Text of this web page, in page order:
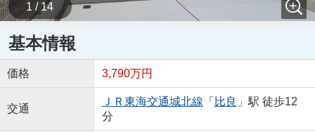
1 / 14
基本情報
価格 3,790万円
交通
ＪＲ東海交通城北線 「 比良 」駅 徒歩12
分